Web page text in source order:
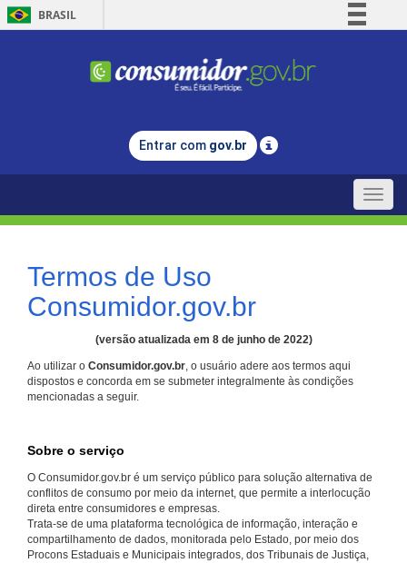
BRASIL
Comunica BR
Legislação
Entrar com gov.br
Toggle
Termos de Uso
Consumidor.gov.br
(versão atualizada em 8 de junho de 2022)
Ao utilizar o Consumidor.gov.br, o usuário adere aos termos aqui
dispostos e concorda em se submeter integralmente às condições
mencionadas a seguir.
Sobre o serviço
O Consumidor.gov.br é um serviço público para solução alternativa de
conflitos de consumo por meio da internet, que permite a interlocução
direta entre consumidores e empresas.
Trata-se de uma plataforma tecnológica de informação, interação e
compartilhamento de dados, monitorada pelo Estado, por meio dos
Procons Estaduais e Municipais integrados, dos Tribunais de Justiça,